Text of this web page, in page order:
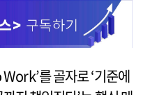
를 골자로 ‘기준에